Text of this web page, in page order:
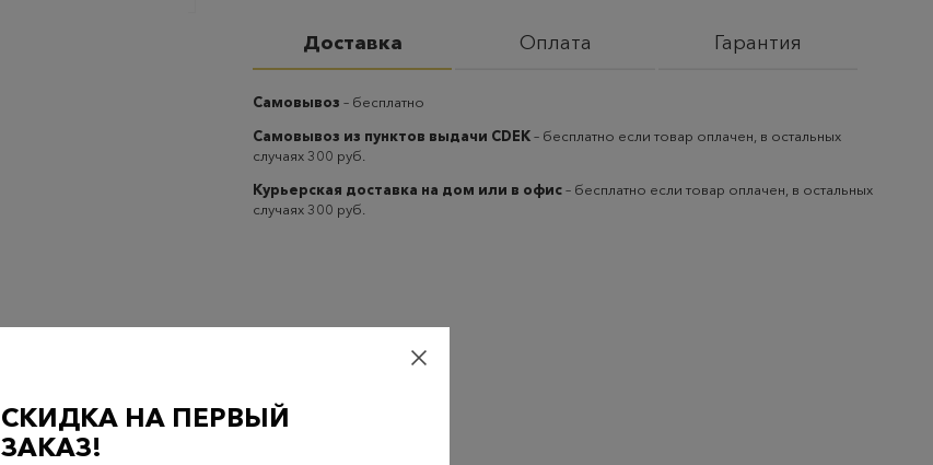
Доставка Оплата Гарантия
Самовывоз – бесплатно
Самовывоз из пунктов выдачи CDEK– бесплатно если товар оплачен, в остальных
случаях 300 руб.
Курьерская доставка на дом или в офис– бесплатно если товар оплачен, в остальных
случаях 300 руб.
СКИДКА НА ПЕРВЫЙ
ЗАКАЗ!